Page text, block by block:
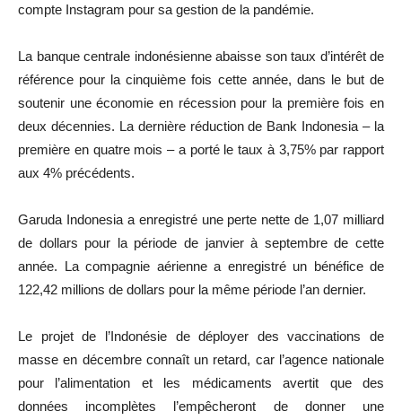
compte Instagram pour sa gestion de la pandémie.
La banque centrale indonésienne abaisse son taux d’intérêt de
référence pour la cinquième fois cette année, dans le but de
soutenir une économie en récession pour la première fois en
deux décennies. La dernière réduction de Bank Indonesia – la
première en quatre mois – a porté le taux à 3,75% par rapport
aux 4% précédents.
Garuda Indonesia a enregistré une perte nette de 1,07 milliard
de dollars pour la période de janvier à septembre de cette
année. La compagnie aérienne a enregistré un bénéfice de
122,42 millions de dollars pour la même période l’an dernier.
Le projet de l’Indonésie de déployer des vaccinations de
masse en décembre connaît un retard, car l’agence nationale
pour l’alimentation et les médicaments avertit que des
données incomplètes l’empêcheront de donner une